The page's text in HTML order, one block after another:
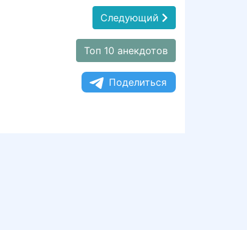
Следующий
Топ 10 анекдотов
Поделиться